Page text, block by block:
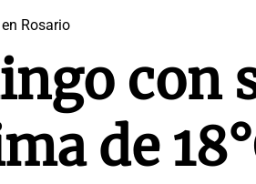
Rosario
con
de